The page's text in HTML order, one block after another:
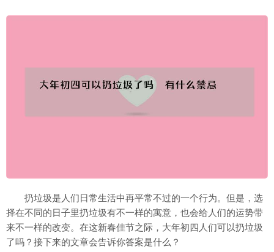
扔垃圾是人们日常生活中再平常不过的一个行为。但是，选
择在不同的日子里扔垃圾有不一样的寓意，也会给人们的运势带
来不一样的改变。在这新春佳节之际，大年初四人们可以扔垃圾
了吗？接下来的文章会告诉你答案是什么？